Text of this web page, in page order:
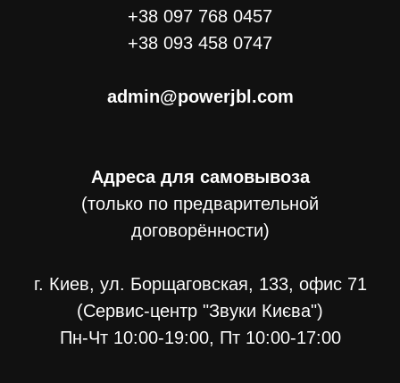
+38 097 768 0457
+38 093 458 0747
admin@powerjbl.com
Адреса для самовывоза
(только по предварительной
договорённости)
г. Киев, ул. Борщаговская, 133, офис 71
(Сервис-центр "Звуки Києва")
Пн-Чт 10:00-19:00, Пт 10:00-17:00